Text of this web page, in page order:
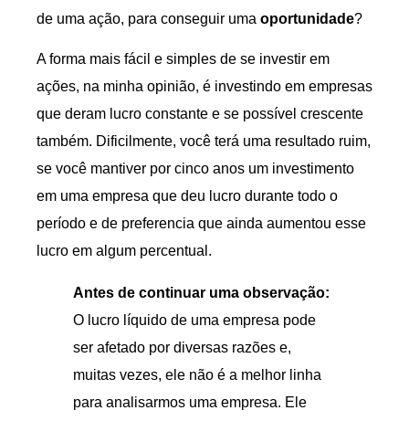
de uma ação, para conseguir uma oportunidade?
A forma mais fácil e simples de se investir em
ações, na minha opinião, é investindo em empresas
que deram lucro constante e se possível crescente
também. Dificilmente, você terá uma resultado ruim,
se você mantiver por cinco anos um investimento
em uma empresa que deu lucro durante todo o
período e de preferencia que ainda aumentou esse
lucro em algum percentual.
Antes de continuar uma observação:
O lucro líquido de uma empresa pode
ser afetado por diversas razões e,
muitas vezes, ele não é a melhor linha
para analisarmos uma empresa. Ele